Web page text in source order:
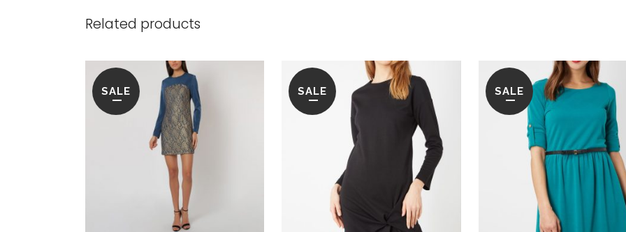
Related products
SALE SALE SALE